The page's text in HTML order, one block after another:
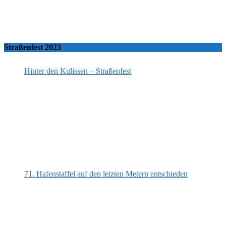
Straßenfest 2023
Hinter den Kulissen – Straßenfest
71. Hafenstaffel auf den letzten Metern entschieden